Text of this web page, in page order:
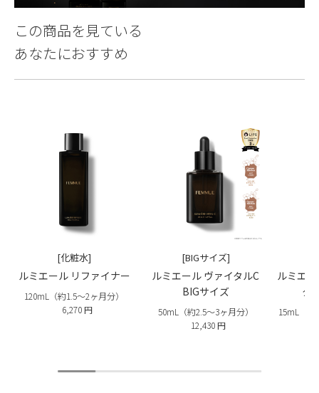
この商品を見ている
あなたにおすすめ
[化粧水]
ルミエール リファイナー
120mL（約1.5〜2ヶ月分）
6,270 円
[BIGサイズ]
ルミエール ヴァイタルC
BIGサイズ
50mL（約2.5〜3ヶ月分）
12,430 円
ルミエ
タ
15mL（約